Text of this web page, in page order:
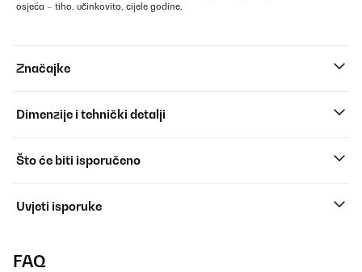
osjeća – tiho, učinkovito, cijele godine.
Značajke
Dimenzije i tehnički detalji
Što će biti isporučeno
Uvjeti isporuke
FAQ